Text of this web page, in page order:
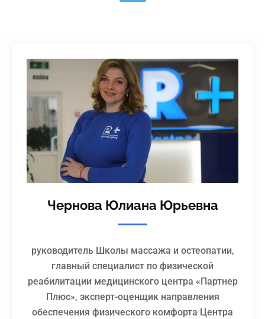
Чернова Юлиана Юрьевна
руководитель Школы массажа и остеопатии,
главный специалист по физической
реабилитации медицинского центра «Партнер
Плюс», эксперт-оценщик направления
обеспечения физического комфорта Центра